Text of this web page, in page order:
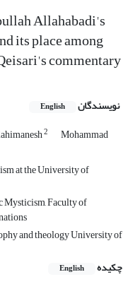
Allahabadi's
its place among
commentary
نویسندگان English
2 Mohammad
at the University of
Mysticism, Faculty of
and theology University of
چکیده
English